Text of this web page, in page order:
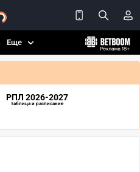
Еще
РПЛ 2026-2027
таблица и расписание